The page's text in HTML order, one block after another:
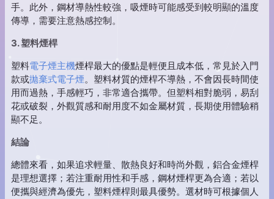
手。此外，鋼材導熱性較強，吸煙時可能感受到較明顯的溫度
傳導，需要注意熱感控制。
3. 塑料煙桿
塑料電子煙主機煙桿最大的優點是輕便且成本低，常見於入門
款或拋棄式電子煙。塑料材質的煙桿不導熱，不會因長時間使
用而過熱，手感輕巧，非常適合攜帶。但塑料相對脆弱，易刮
花或破裂，外觀質感和耐用度不如金屬材質，長期使用體驗稍
顯不足。
結論
總體來看，如果追求輕量、散熱良好和時尚外觀，鋁合金煙桿
是理想選擇；若注重耐用性和手感，鋼材煙桿更為合適；若以
便攜與經濟為優先，塑料煙桿則最具優勢。選材時可根據個人